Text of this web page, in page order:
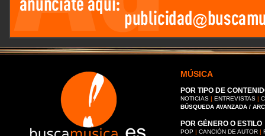
MÚSICA
POR TIPO DE
NOTICIAS | ENTREVISTAS |
BÚSQUEDA AVANZADA /
POR GÉNERO O ESTILO
POP | CANCIÓN DE AUTOR |